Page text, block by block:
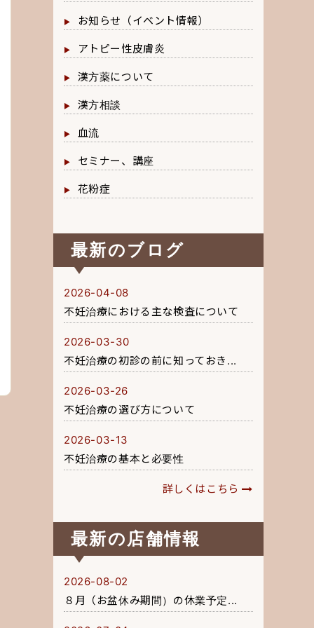
お知らせ（イベント情報）
アトピー性皮膚炎
漢方薬について
漢方相談
血流
セミナー、講座
花粉症
最新のブログ
2026-04-08
不妊治療における主な検査について
2026-03-30
不妊治療の初診の前に知っておき...
2026-03-26
不妊治療の選び方について
2026-03-13
不妊治療の基本と必要性
詳しくはこちら
最新の店舗情報
2026-08-02
８月（お盆休み期間）の休業予定...